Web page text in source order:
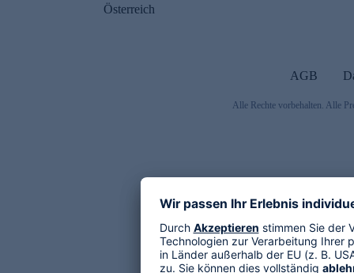
Österreich
AGB
Alle Rechte vorbehalten. Alle